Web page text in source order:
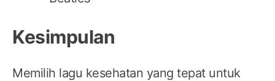
Kesimpulan
Memilih lagu kesehatan yang tepat untuk